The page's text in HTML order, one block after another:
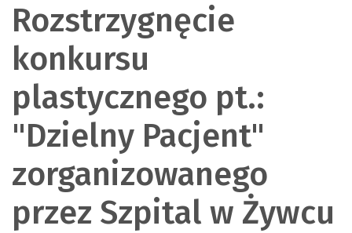
Rozstrzygnęcie
konkursu
plastycznego pt.:
"Dzielny Pacjent"
zorganizowanego
przez Szpital w Żywcu